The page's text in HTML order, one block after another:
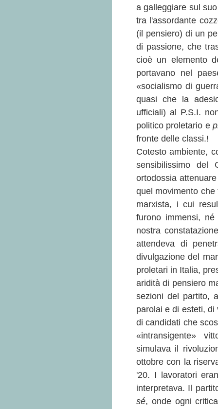
a galleggiare sul
tra l'assordante
(il pensiero) di un
di passione, che
cioè un elemento
portavano nel
«socialismo di
quasi che la
ufficiali) al P.S.I.
politico proletario e
fronte delle classi.!
Cotesto ambiente,
sensibilissimo del
ortodossia
quel movimento
marxista, i cui
furono immensi,
nostra
attendeva di
divulgazione del
proletari in Italia,
aridità di pensiero
sezioni del partito,
parolai e di esteti,
di candidati che
«intransigente»
simulava il
ottobre con la
'20. I lavoratori
interpretava. Il
sé, onde ogni